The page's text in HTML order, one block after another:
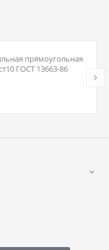
прямоугольная
ГОСТ 13663-86